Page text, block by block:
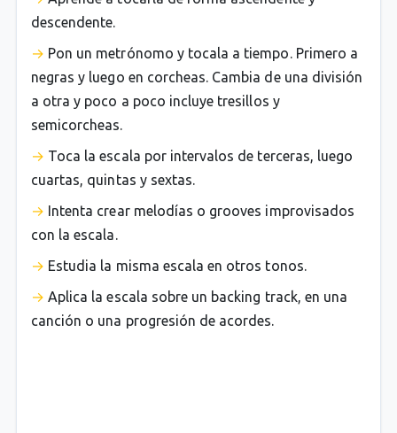
descendente.
Pon un metrónomo y tocala a tiempo. Primero a
negras y luego en corcheas. Cambia de una división
a otra y poco a poco incluye tresillos y
semicorcheas.
Toca la escala por intervalos de terceras, luego
cuartas, quintas y sextas.
Intenta crear melodías o grooves improvisados
con la escala.
Estudia la misma escala en otros tonos.
Aplica la escala sobre un backing track, en una
canción o una progresión de acordes.